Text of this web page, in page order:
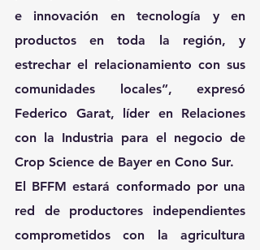
e innovación en tecnología y en
productos en toda la región, y
estrechar el relacionamiento con sus
comunidades locales”, expresó
Federico Garat, líder en Relaciones
con la Industria para el negocio de
Crop Science de Bayer en Cono Sur.
El BFFM estará conformado por una
red de productores independientes
comprometidos con la agricultura